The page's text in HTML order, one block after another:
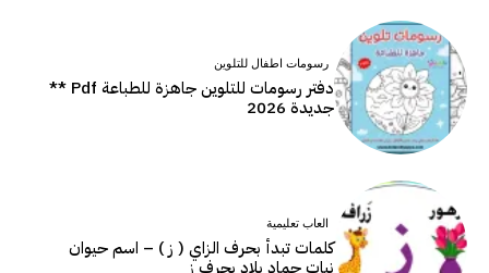
رسومات اطفال للتلوين
دفتر رسومات للتلوين جاهزة للطباعة Pdf **
جديدة 2026
العاب تعليمية
كلمات تبدأ بحرف الزاي ( ز ) – اسم حيوان
نبات جماد بلاد بحرف ز